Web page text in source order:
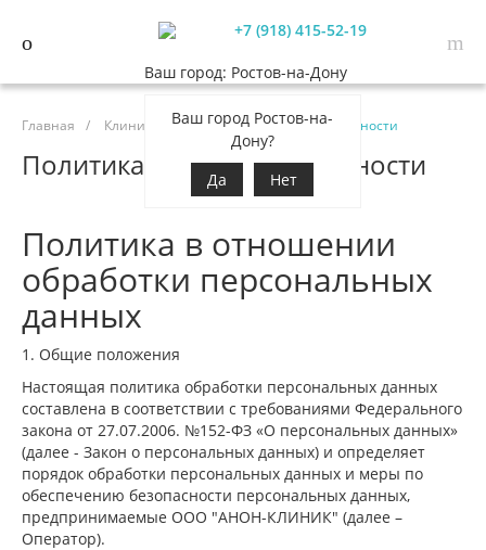
+7 (918) 415-52-19
Ваш город: Ростов-на-Дону
Ваш город Ростов-на-
Дону?
Да
Нет
Главная / Клиника / Политика конфиденциальности
Политика конфиденциальности
Политика в отношении
обработки персональных
данных
1. Общие положения
Настоящая политика обработки персональных данных
составлена в соответствии с требованиями Федерального
закона от 27.07.2006. №152-ФЗ «О персональных данных»
(далее - Закон о персональных данных) и определяет
порядок обработки персональных данных и меры по
обеспечению безопасности персональных данных,
предпринимаемые ООО "АНОН-КЛИНИК" (далее –
Оператор).